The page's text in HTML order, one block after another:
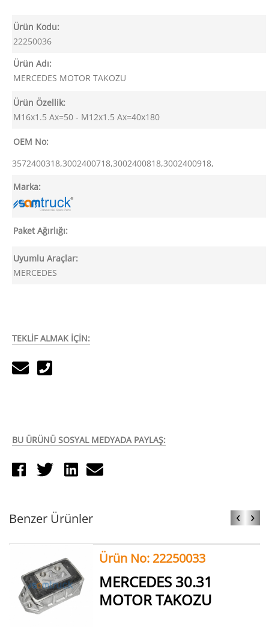
Ürün Kodu:
22250036
Ürün Adı:
MERCEDES MOTOR TAKOZU
Ürün Özellik:
M16x1.5 Ax=50 - M12x1.5 Ax=40x180
OEM No:
3572400318,3002400718,3002400818,3002400918,
Marka:
Paket Ağırlığı:
Uyumlu Araçlar:
MERCEDES
TEKLİF ALMAK İÇİN:
BU ÜRÜNÜ SOSYAL MEDYADA PAYLAŞ:
Benzer Ürünler ‹ ›
Ürün No: 22250033
MERCEDES 30.31
MOTOR TAKOZU